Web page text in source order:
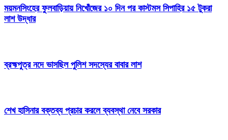
ময়মনসিংহের ফুলবাড়িয়ায় নিখোঁজের ১০ দিন পর কাস্টমস সিপাহির ১৫ টুকরা
লাশ উদ্ধার
ব্রহ্মপুত্র নদে ভাসছিল পুলিশ সদস্যের বাবার লাশ
শেখ হাসিনার বক্তব্য প্রচার করলে ব্যবস্থা নেবে সরকার